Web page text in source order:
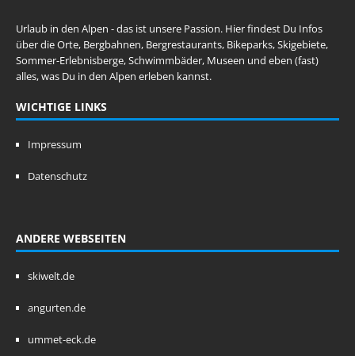
Urlaub in den Alpen - das ist unsere Passion. Hier findest Du Infos
über die Orte, Bergbahnen, Bergrestaurants, Bikeparks, Skigebiete,
Sommer-Erlebnisberge, Schwimmbäder, Museen und eben (fast)
alles, was Du in den Alpen erleben kannst.
WICHTIGE LINKS
Impressum
Datenschutz
ANDERE WEBSEITEN
skiwelt.de
angurten.de
ummet-eck.de